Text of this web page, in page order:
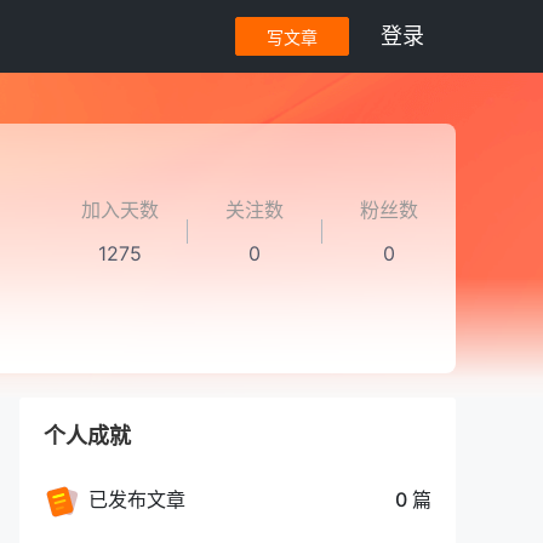
写文章 登录
加入天数
1275
关注数
0
粉丝数
0
个人成就
已发布文章 0 篇